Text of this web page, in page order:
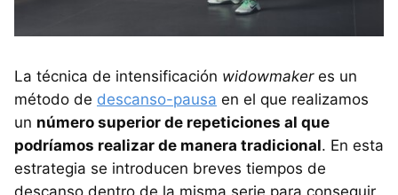
La técnica de intensificación widowmakeres un
método de descanso-pausa en el que realizamos
un número superior de repeticiones al que
podríamos realizar de manera tradicional. En esta
estrategia se introducen breves tiempos de
descanso dentro de la misma serie para conseguir